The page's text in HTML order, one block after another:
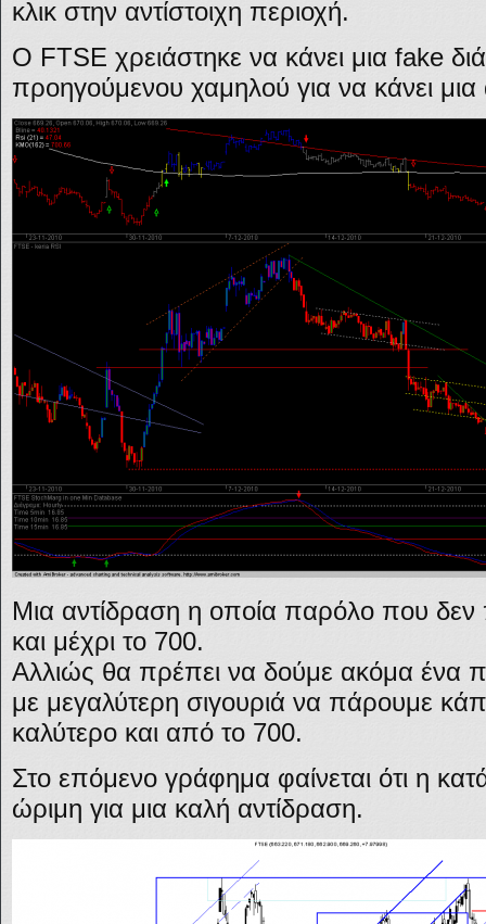
κλικ στην αντίστοιχη περιοχή.
Ο FTSE χρειάστηκε να κάνει μια fake
προηγούμενου χαμηλού για να κάνει μια
Μια αντίδραση η οποία παρόλο που δεν
και μέχρι το 700.
Αλλιώς θα πρέπει να δούμε ακόμα ένα
με μεγαλύτερη σιγουριά να πάρουμε
καλύτερο και από το 700.
Στο επόμενο γράφημα φαίνεται ότι η
ώριμη για μια καλή αντίδραση.